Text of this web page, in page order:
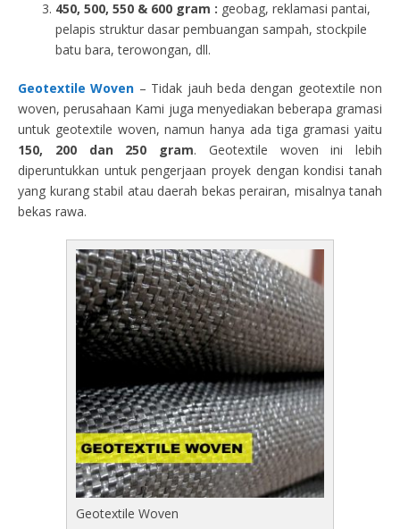
450, 500, 550 & 600 gram : geobag, reklamasi pantai,
pelapis struktur dasar pembuangan sampah, stockpile
batu bara, terowongan, dll.
Geotextile Woven – Tidak jauh beda dengan geotextile non
woven, perusahaan Kami juga menyediakan beberapa gramasi
untuk geotextile woven, namun hanya ada tiga gramasi yaitu
150, 200 dan 250 gram. Geotextile woven ini lebih
diperuntukkan untuk pengerjaan proyek dengan kondisi tanah
yang kurang stabil atau daerah bekas perairan, misalnya tanah
bekas rawa.
Geotextile Woven